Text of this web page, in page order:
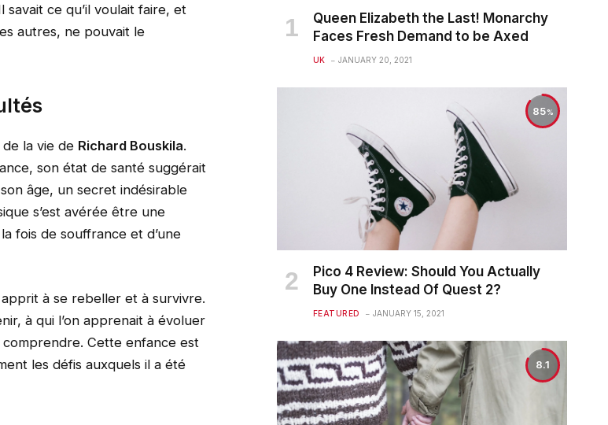
ce qu’il voulait faire, et
autres, ne pouvait le
la vie de Richard Bouskila.
son état de santé suggérait
âge, un secret indésirable
s’est avérée être une
fois de souffrance et d’une
à se rebeller et à survivre.
à qui l’on apprenait à évoluer
Cette enfance est
les défis auxquels il a été
Queen Elizabeth the Last! Monarchy
Faces Fresh Demand to be Axed
UK JANUARY 20, 2021
85
Pico 4 Review: Should You Actually
Buy One Instead Of Quest 2?
FEATURED JANUARY 15, 2021
8.1